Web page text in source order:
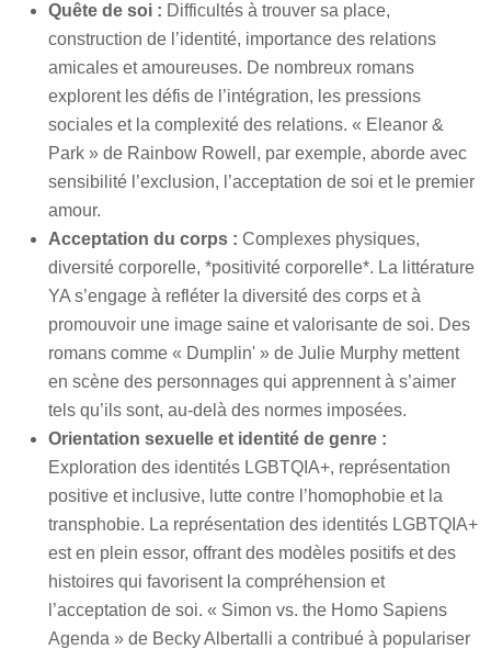
Quête de soi : Difficultés à trouver sa place,
construction de l’identité, importance des relations
amicales et amoureuses. De nombreux romans
explorent les défis de l’intégration, les pressions
sociales et la complexité des relations. « Eleanor &
Park » de Rainbow Rowell, par exemple, aborde avec
sensibilité l’exclusion, l’acceptation de soi et le premier
amour.
Acceptation du corps : Complexes physiques,
diversité corporelle, *positivité corporelle*. La littérature
YA s’engage à refléter la diversité des corps et à
promouvoir une image saine et valorisante de soi. Des
romans comme « Dumplin' » de Julie Murphy mettent
en scène des personnages qui apprennent à s’aimer
tels qu’ils sont, au-delà des normes imposées.
Orientation sexuelle et identité de genre :
Exploration des identités LGBTQIA+, représentation
positive et inclusive, lutte contre l’homophobie et la
transphobie. La représentation des identités LGBTQIA+
est en plein essor, offrant des modèles positifs et des
histoires qui favorisent la compréhension et
l’acceptation de soi. « Simon vs. the Homo Sapiens
Agenda » de Becky Albertalli a contribué à populariser